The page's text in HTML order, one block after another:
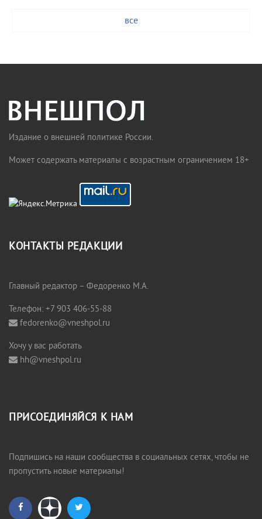
все
Издание о внешней политике России.
Может содержать материалы с возрастным ограничением 18+
КОНТАКТЫ РЕДАКЦИИ
Главный редактор – Федоренко М.А.
Телефон: +7 903 406-55-88
fedorenko@vneshpol.ru
Хочу у вас работать
hh@vneshpol.ru
ПРИСОЕДИНЯЙСЯ К НАМ
Подпишись на наши сообщества в социальных сетях, чтобы не
пропустить новые материалы!